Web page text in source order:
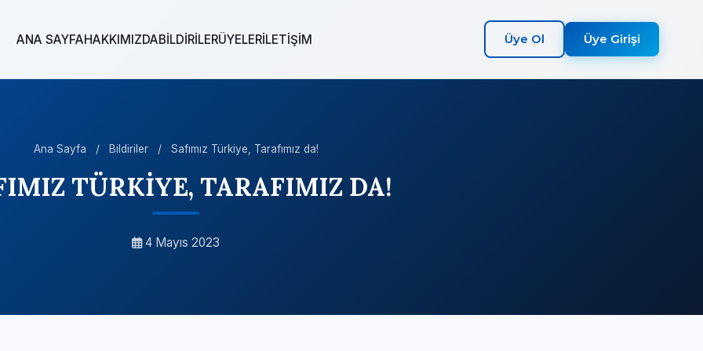
ANA SAYFAHAKKIMIZDABİLDİRİLERÜYELERİLETİŞİM Üye Ol Üye Girişi
Ana Sayfa / Bildiriler / Safımız Türkiye, Tarafımız da!
TÜRKİYE, TARAFIMIZ DA!
4 Mayıs 2023